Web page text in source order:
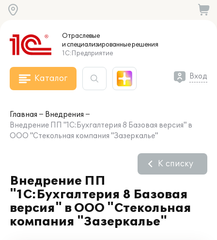
Отраслевые
и специализированныерешения
1С:Предприятие
Каталог Вход
Главная
Внедрения
Внедрение ПП "1С:Бухгалтерия 8 Базовая версия" в
ООО "Стекольная компания "Зазеркалье"
Внедрение ПП
"1С:Бухгалтерия 8 Базовая
версия" в ООО "Стекольная
компания "Зазеркалье"
К списку